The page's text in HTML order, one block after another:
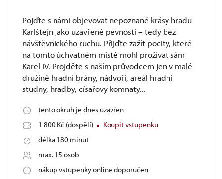
Pojďte s námi objevovat nepoznané krásy hradu
Karlštejn jako uzavřené pevnosti – tedy bez
návštěvnického ruchu. Přijďte zažít pocity, které
na tomto úchvatném místě mohl prožívat sám
Karel IV. Projděte s naším průvodcem jen v malé
družině hradní brány, nádvoří, areál hradní
studny, hradby, císařovy komnaty...
tento okruh je dnes uzavřen
1 800 Kč (dospělí)
Koupit vstupenku
délka 180 minut
max. 15 osob
nákup vstupenky online doporučen